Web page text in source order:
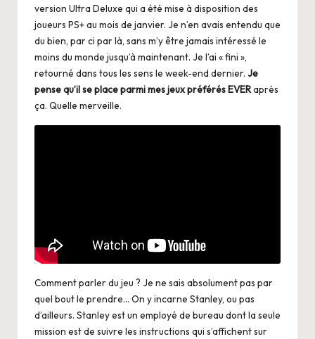
version Ultra Deluxe qui a été mise à disposition des
joueurs PS+ au mois de janvier. Je n’en avais entendu que
du bien, par ci par là, sans m’y être jamais intéressé le
moins du monde jusqu’à maintenant. Je l’ai « fini »,
retourné dans tous les sens le week-end dernier. Je
pense qu’il se place parmi mes jeux préférés EVERaprès
ça. Quelle merveille.
Comment parler du jeu ? Je ne sais absolument pas par
quel bout le prendre… On y incarne Stanley, ou pas
d’ailleurs. Stanley est un employé de bureau dont la seule
mission est de suivre les instructions qui s’affichent sur